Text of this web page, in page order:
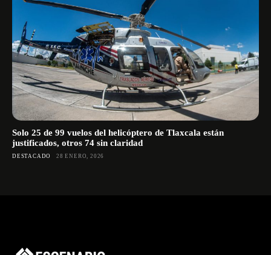
Solo 25 de 99 vuelos del helicóptero de Tlaxcala están
justificados, otros 74 sin claridad
DESTACADO 28 ENERO, 2026